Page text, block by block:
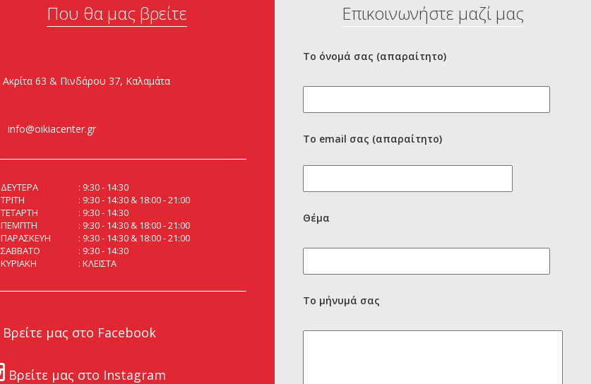
Που θα μας βρείτε
Ακρίτα 63 & Πινδάρου 37, Καλαμάτα
info@oikiacenter.gr
ΔΕΥΤΕΡΑ
9:30 - 14:30
ΤΡΙΤΗ
9:30 - 14:30 & 18:00 - 21:00
ΤΕΤΑΡΤΗ
9:30 - 14:30
ΠΕΜΠΤΗ
9:30 - 14:30 & 18:00 - 21:00
ΠΑΡΑΣΚΕΥΗ
9:30 - 14:30 & 18:00 - 21:00
ΣΑΒΒΑΤΟ
9:30 - 14:30
ΚΥΡΙΑΚΗ
ΚΛΕΙΣΤΑ
Βρείτε μας στο Facebook
Βρείτε μας στο Instagram
Επικοινωνήστε μαζί μας
Το όνομά σας (απαραίτητο)
Το email σας (απαραίτητο)
Θέμα
Το μήνυμά σας